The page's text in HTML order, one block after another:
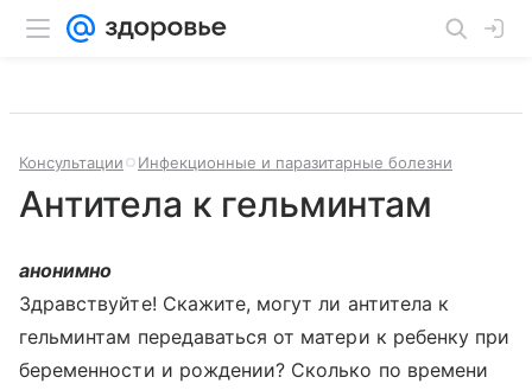
Консультации Инфекционные и паразитарные болезни
Антитела к гельминтам
анонимно
Здравствуйте! Скажите, могут ли антитела к
гельминтам передаваться от матери к ребенку при
беременности и рождении? Сколько по времени